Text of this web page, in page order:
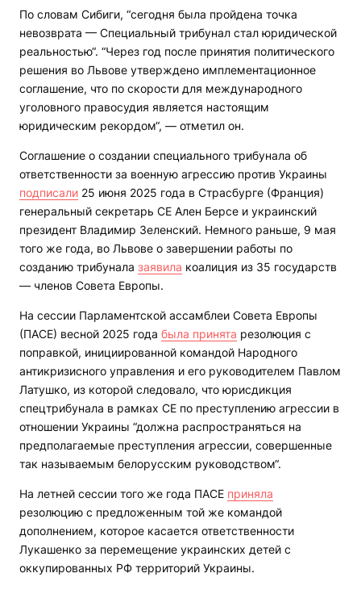
По словам Сибиги, “сегодня была пройдена точка
невозврата — Специальный трибунал стал юридической
реальностью“. “Через год после принятия политического
решения во Львове утверждено имплементационное
соглашение, что по скорости для международного
уголовного правосудия является настоящим
юридическим рекордом“, — отметил он.
Соглашение о создании специального трибунала об
ответственности за военную агрессию против Украины
подписали 25 июня 2025 года в Страсбурге (Франция)
генеральный секретарь СЕ Ален Берсе и украинский
президент Владимир Зеленский. Немного раньше, 9 мая
того же года, во Львове о завершении работы по
созданию трибунала заявила коалиция из 35 государств
— членов Совета Европы.
На сессии Парламентской ассамблеи Совета Европы
(ПАСЕ) весной 2025 года была принята резолюция с
поправкой, инициированной командой Народного
антикризисного управления и его руководителем Павлом
Латушко, из которой следовало, что юрисдикция
спецтрибунала в рамках СЕ по преступлению агрессии в
отношении Украины “должна распространяться на
предполагаемые преступления агрессии, совершенные
так называемым белорусским руководством“.
На летней сессии того же года ПАСЕ приняла
резолюцию с предложенным той же командой
дополнением, которое касается ответственности
Лукашенко за перемещение украинских детей с
оккупированных РФ территорий Украины.